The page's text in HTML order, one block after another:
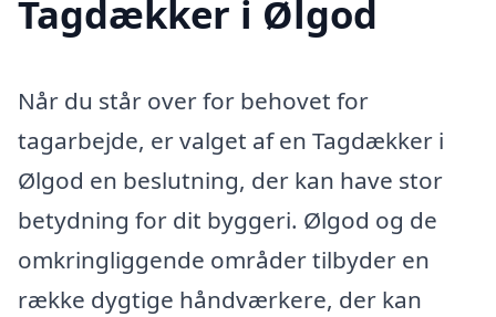
Tagdækker i Ølgod
Når du står over for behovet for
tagarbejde, er valget af en Tagdækker i
Ølgod en beslutning, der kan have stor
betydning for dit byggeri. Ølgod og de
omkringliggende områder tilbyder en
række dygtige håndværkere, der kan